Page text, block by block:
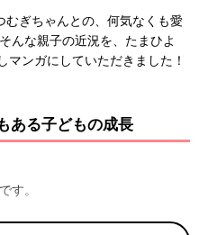
むぎちゃんとの、何気なくも愛
んな親子の近況を、たまひよ
ンガにしていただきました！
ある子どもの成長
す。
たくて、娘がまだ1歳だったこ